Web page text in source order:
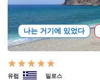
나는 거기에 있었다
유럽 밀로스